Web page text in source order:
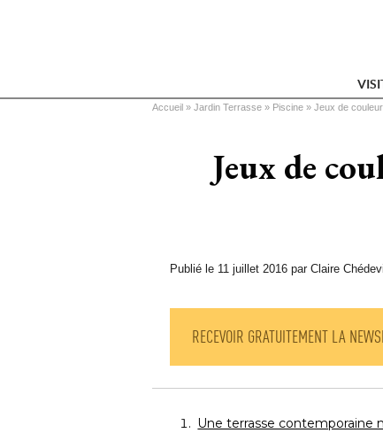
Vous êtes ici
Accueil » Jardin Terrasse » Piscine » Jeux de
Jeux de
Publié le 11 juillet 2016 par Claire
RECEVOIR GRATUITEMENT LA
Une terrasse contemporaine